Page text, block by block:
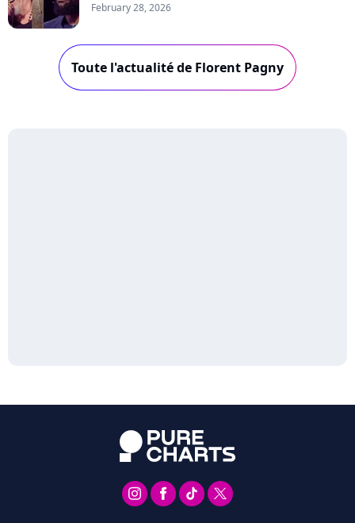
February 28, 2026
Toute l'actualité de Florent Pagny